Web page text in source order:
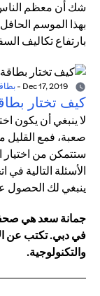
شك أن معظم
بهذا الموسم
بارتفاع تكاليف
-
كيف تختار
لا ينبغي أن يكون
صعبة، فمع القليل
ستتمكن من
الأسئلة التالية
ينبغي لك الحصول
جمانة سعد هي
في دبي. تكتب عن
والتكنولوجية.